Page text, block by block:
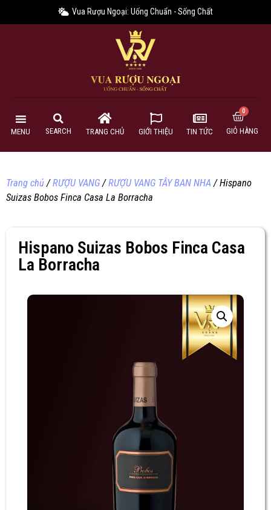
Vua Rượu Ngoại: Uống Chuẩn - Sống Chất
MENU SEARCH TRANG CHỦ GIỚI THIỆU TIN TỨC GIỎ HÀNG
Trang chủ/RƯỢU VANG/RƯỢU VANG TÂY BAN NHA / Hispano
Suizas Bobos Finca Casa La Borracha
Hispano Suizas Bobos Finca Casa
La Borracha